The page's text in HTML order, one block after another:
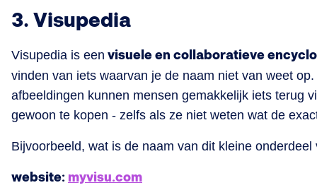
3. Visupedia
Visupedia is een visuele en collaboratieve
vinden van iets waarvan je de naam niet van weet
afbeeldingen kunnen mensen gemakkelijk iets terug
gewoon te kopen - zelfs als ze niet weten wat de
Bijvoorbeeld, wat is de naam van dit kleine
website: myvisu.com